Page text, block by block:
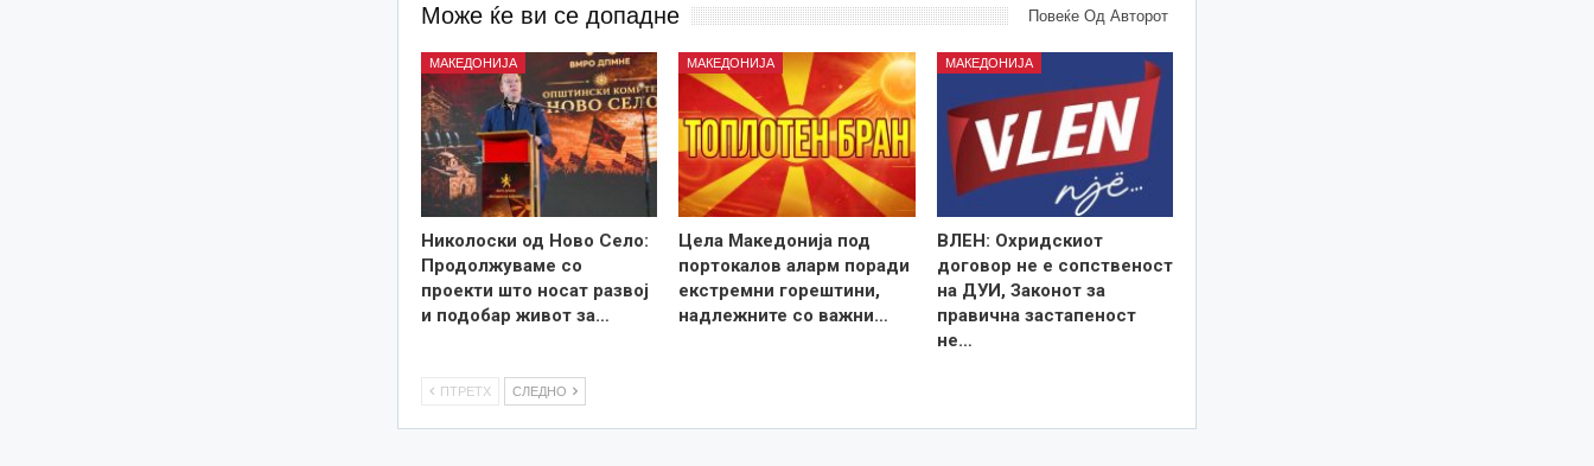
Може ќе ви се допадне Повеќе Од Авторот
МАКЕДОНИЈА
Николоски од Ново Село:
Продолжуваме со
проекти што носат развој
и подобар живот за…
МАКЕДОНИЈА
Цела Македонија под
портокалов аларм поради
екстремни горештини,
надлежните со важни…
МАКЕДОНИЈА
ВЛЕН: Охридскиот
договор не е сопственост
на ДУИ, Законот за
правична застапеност
не…
ПТРЕТХ СЛЕДНО